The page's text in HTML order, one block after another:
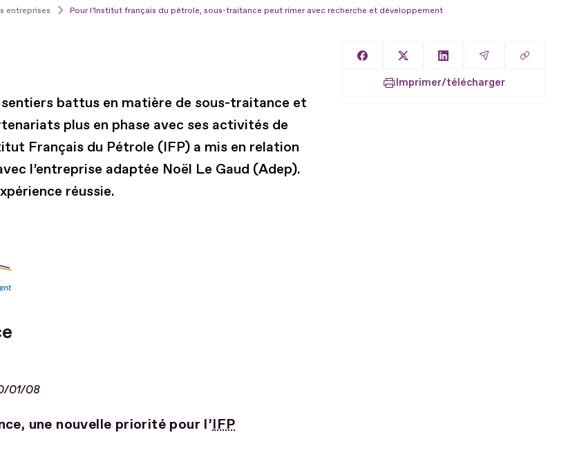
entreprises Pour l’Institut français du pétrole, sous-traitance peut rimer avec recherche et développement
battus en matière de sous-traitance et
plus en phase avec ses activités de
Français du Pétrole (IFP) a mis en relation
l’entreprise adaptée Noël Le Gaud (Adep).
réussie.
01/08
une nouvelle priorité pour l’IFP
Partager sur Facebook
Partager sur XPartager sur LinkedIn
Partager par
Copier
Imprimer/télécharger